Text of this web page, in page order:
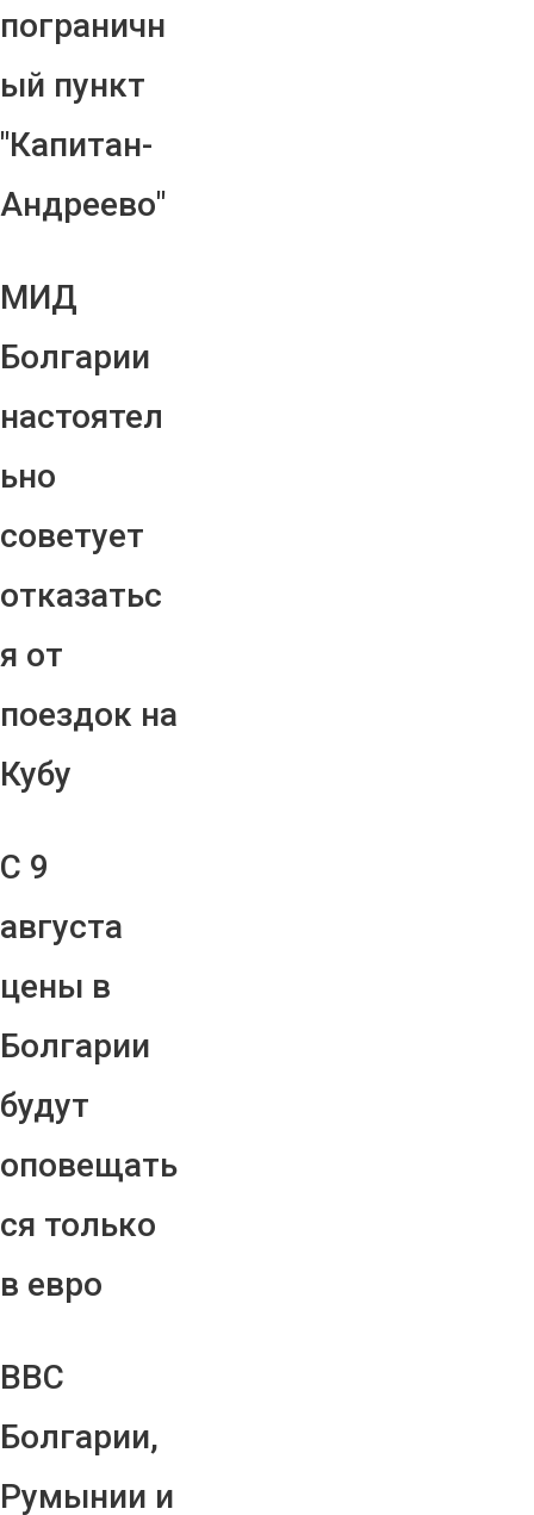
пограничн
ый пункт
"Капитан-
Андреево"
МИД
Болгарии
настоятел
ьно
советует
отказатьс
я от
поездок на
Кубу
С 9
августа
цены в
Болгарии
будут
оповещать
ся только
в евро
ВВС
Болгарии,
Румынии и